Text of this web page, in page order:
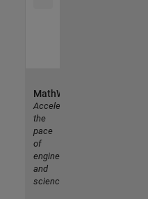
MathWorks
Accelerating
the
pace
of
engineering
and
science